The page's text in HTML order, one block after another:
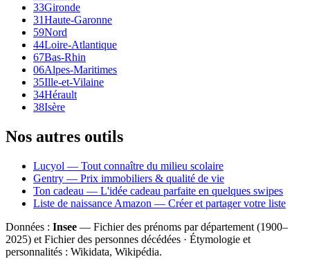
33Gironde
31Haute-Garonne
59Nord
44Loire-Atlantique
67Bas-Rhin
06Alpes-Maritimes
35Ille-et-Vilaine
34Hérault
38Isère
Nos autres outils
Lucyol — Tout connaître du milieu scolaire
Gentry — Prix immobiliers & qualité de vie
Ton cadeau — L'idée cadeau parfaite en quelques swipes
Liste de naissance Amazon — Créer et partager votre liste
Données : Insee — Fichier des prénoms par département (1900–
2025) et Fichier des personnes décédées · Étymologie et
personnalités : Wikidata, Wikipédia.